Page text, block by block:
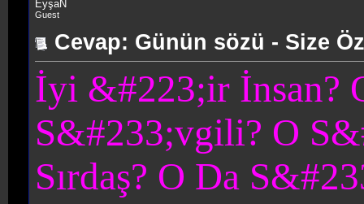
EyşaN
Guest
Cevap: Günün sözü - Size
İyi &#223;ir İnsan?
S&#233;vgili? O
Sırdaş? O Da